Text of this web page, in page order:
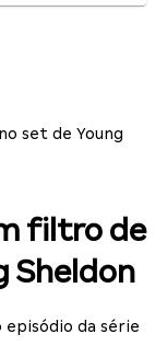
set de Young
filtro de
Sheldon
da série